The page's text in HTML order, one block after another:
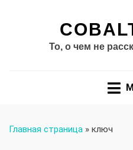
То, о чем не
Главная страница » ключ